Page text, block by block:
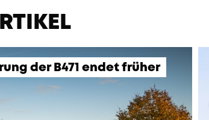
der B471 endet früher